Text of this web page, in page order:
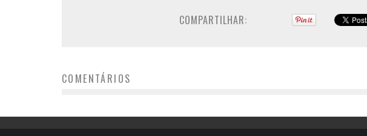
COMPARTILHAR:
COMENTÁRIOS